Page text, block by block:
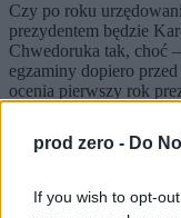
prod zero - Do
If you wish to opt-
Czy po roku
prezydentem będzie
Chwedoruka tak, choć
egzaminy dopiero
ocenia pierwszy rok
Bartosz Michalski